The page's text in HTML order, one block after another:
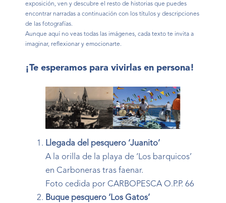
exposición, ven y descubre el resto de historias que puedes
encontrar narradas a continuación con los títulos y descripciones
de las fotografías.
Aunque aquí no veas todas las imágenes, cada texto te invita a
imaginar, reflexionar y emocionarte.
¡Te esperamos para vivirlas en persona!
Llegada del pesquero ‘Juanito’
A la orilla de la playa de ‘Los barquicos’
en Carboneras tras faenar.
Foto cedida por CARBOPESCA O.P.P. 66
Buque pesquero ‘Los Gatos’